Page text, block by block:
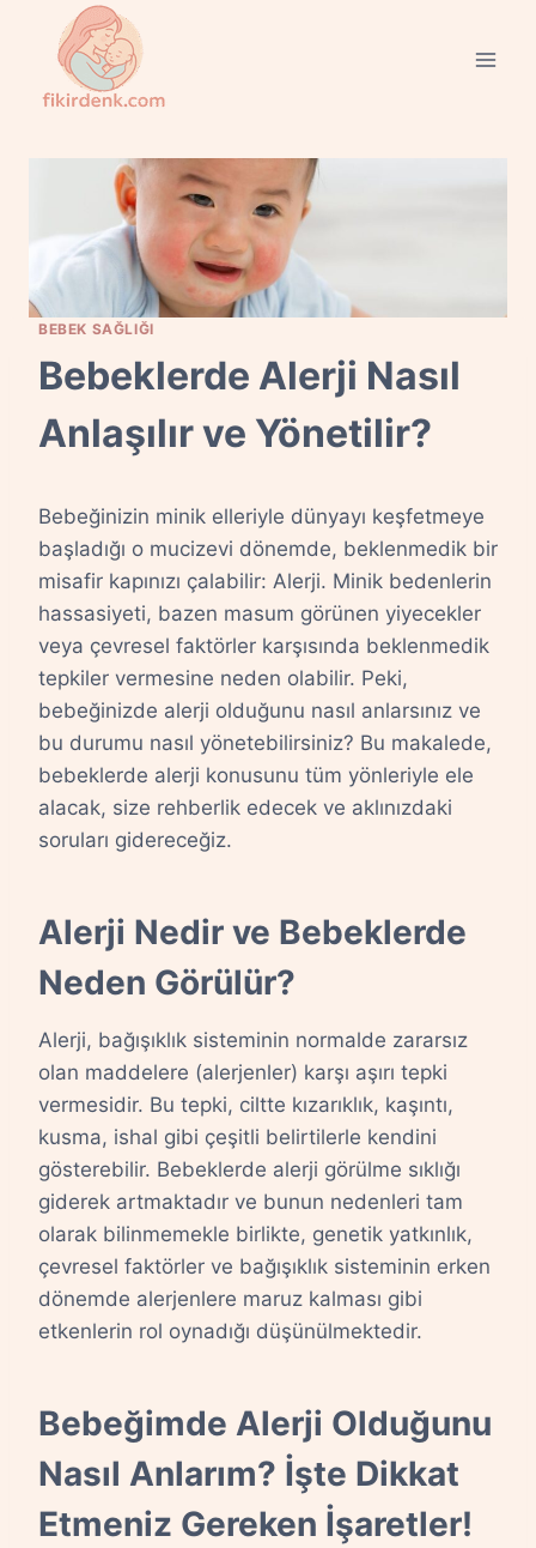
content
BEBEK SAĞLIĞI
Bebeklerde Alerji Nasıl
Anlaşılır ve Yönetilir?
Bebeğinizin minik elleriyle dünyayı keşfetmeye
başladığı o mucizevi dönemde, beklenmedik bir
misafir kapınızı çalabilir: Alerji. Minik bedenlerin
hassasiyeti, bazen masum görünen yiyecekler
veya çevresel faktörler karşısında beklenmedik
tepkiler vermesine neden olabilir. Peki,
bebeğinizde alerji olduğunu nasıl anlarsınız ve
bu durumu nasıl yönetebilirsiniz? Bu makalede,
bebeklerde alerji konusunu tüm yönleriyle ele
alacak, size rehberlik edecek ve aklınızdaki
soruları gidereceğiz.
Alerji Nedir ve Bebeklerde
Neden Görülür?
Alerji, bağışıklık sisteminin normalde zararsız
olan maddelere (alerjenler) karşı aşırı tepki
vermesidir. Bu tepki, ciltte kızarıklık, kaşıntı,
kusma, ishal gibi çeşitli belirtilerle kendini
gösterebilir. Bebeklerde alerji görülme sıklığı
giderek artmaktadır ve bunun nedenleri tam
olarak bilinmemekle birlikte, genetik yatkınlık,
çevresel faktörler ve bağışıklık sisteminin erken
dönemde alerjenlere maruz kalması gibi
etkenlerin rol oynadığı düşünülmektedir.
Bebeğimde Alerji Olduğunu
Nasıl Anlarım? İşte Dikkat
Etmeniz Gereken İşaretler!